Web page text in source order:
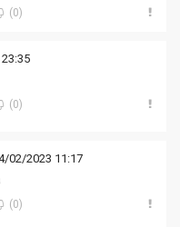
(0)
(0)
02/2023 11:17
(0)